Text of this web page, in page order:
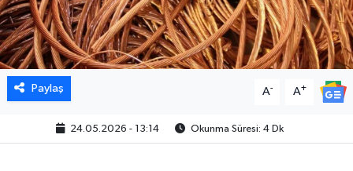
Paylaş A- A+
24.05.2026 - 13:14 Okunma Süresi: 4 Dk